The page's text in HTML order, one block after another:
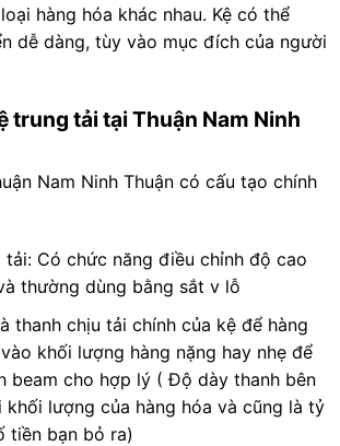
hàng hóa khác nhau. Kệ có thể
dễ dàng, tùy vào mục đích của người
trung tải tại Thuận Nam Ninh
Nam Ninh Thuận có cấu tạo chính
tải: Có chức năng điều chỉnh độ cao
thường dùng bằng sắt v lỗ
thanh chịu tải chính của kệ để hàng
khối lượng hàng nặng hay nhẹ để
beam cho hợp lý ( Độ dày thanh bên
lượng của hàng hóa và cũng là tỷ
tiền bạn bỏ ra)